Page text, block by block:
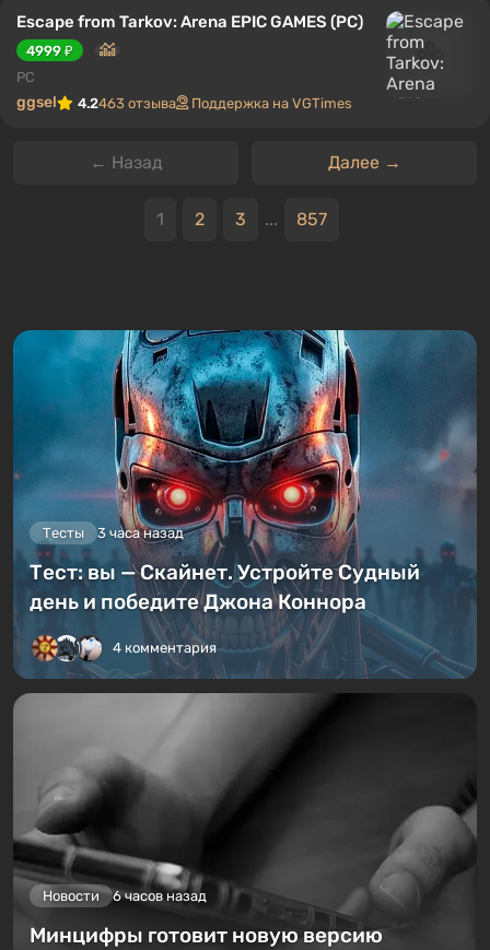
Escape from Tarkov: Arena EPIC GAMES (PC)
4999 ₽
PC
ggsel 4.2463 отзыва Поддержка на VGTimes
← Назад Далее →
1 2 3 ... 857
Тесты 3 часа назад
Тест: вы — Скайнет. Устройте Судный
день и победите Джона Коннора
4 комментария
Новости 6 часов назад
Минцифры готовит новую версию